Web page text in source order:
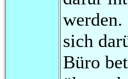
sich
Büro